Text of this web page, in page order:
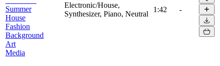
Summer
House
Fashion
Background
Art
Media
Electronic/House,
Synthesizer, Piano, Neutral
1:42 -